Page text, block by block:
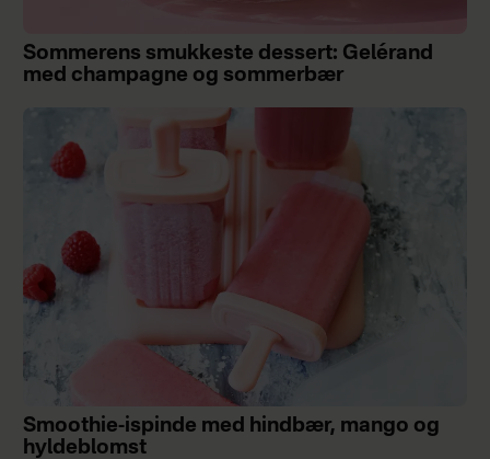
Sommerens smukkeste dessert: Gelérand
med champagne og sommerbær
Smoothie-ispinde med hindbær, mango og
hyldeblomst